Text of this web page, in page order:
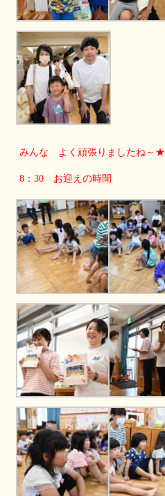
みんな よく頑張りましたね～★
8：30 お迎えの時間